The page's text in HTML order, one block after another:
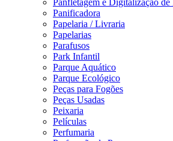
Panfletagem e Digitalização de
Panificadora
Papelaria / Livraria
Papelarias
Parafusos
Park Infantil
Parque Aquático
Parque Ecológico
Peças para Fogões
Peças Usadas
Peixaria
Películas
Perfumaria